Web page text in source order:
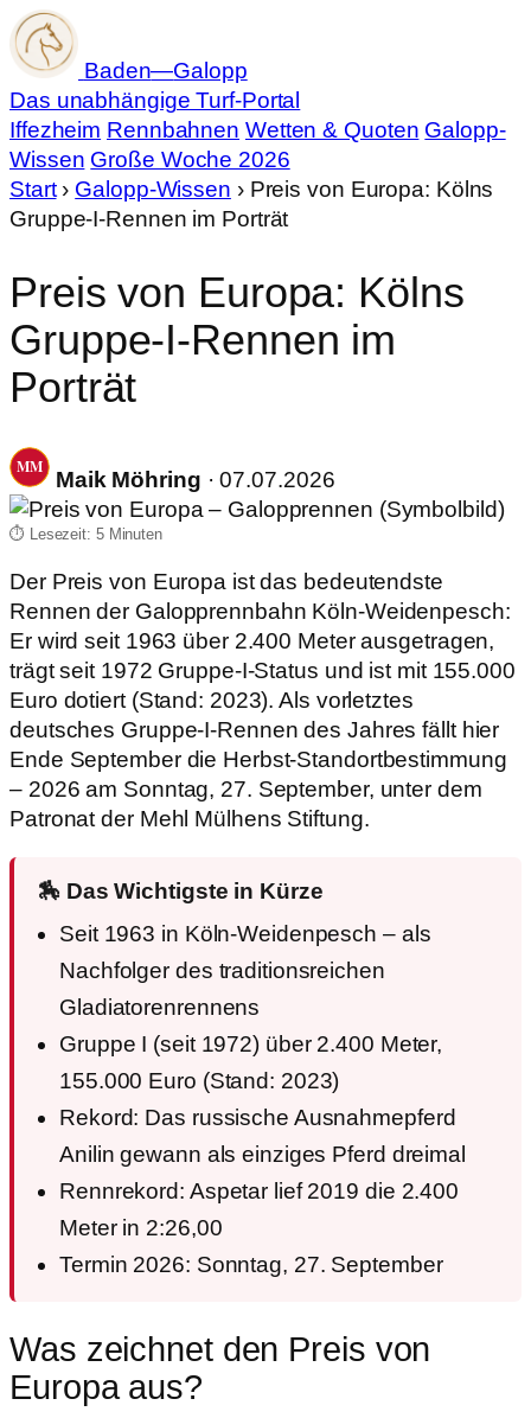
Baden—Galopp
Das unabhängige Turf-Portal
Iffezheim Rennbahnen Wetten & Quoten Galopp-
Wissen Große Woche 2026
Start› Galopp-Wissen › Preis von Europa: Kölns
Gruppe-I-Rennen im Porträt
Preis von Europa: Kölns
Gruppe-I-Rennen im
Porträt
Maik Möhring · 07.07.2026
⏱️ Lesezeit: 5 Minuten
Der Preis von Europa ist das bedeutendste
Rennen der Galopprennbahn Köln-Weidenpesch:
Er wird seit 1963 über 2.400 Meter ausgetragen,
trägt seit 1972 Gruppe-I-Status und ist mit 155.000
Euro dotiert (Stand: 2023). Als vorletztes
deutsches Gruppe-I-Rennen des Jahres fällt hier
Ende September die Herbst-Standortbestimmung
– 2026 am Sonntag, 27. September, unter dem
Patronat der Mehl Mülhens Stiftung.
🏇 Das Wichtigste in Kürze
Seit 1963 in Köln-Weidenpesch – als
Nachfolger des traditionsreichen
Gladiatorenrennens
Gruppe I (seit 1972) über 2.400 Meter,
155.000 Euro (Stand: 2023)
Rekord: Das russische Ausnahmepferd
Anilin gewann als einziges Pferd dreimal
Rennrekord: Aspetar lief 2019 die 2.400
Meter in 2:26,00
Termin 2026: Sonntag, 27. September
Was zeichnet den Preis von
Europa aus?